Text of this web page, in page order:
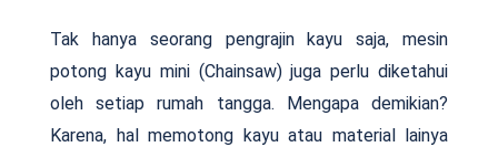
Tak hanya seorang pengrajin kayu saja, mesin
potong kayu mini (Chainsaw) juga perlu diketahui
oleh setiap rumah tangga. Mengapa demikian?
Karena, hal memotong kayu atau material lainya